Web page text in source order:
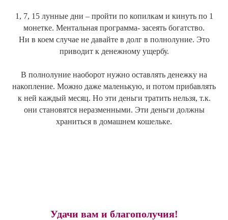
1, 7, 15 лунные дни – пройти по копилкам и кинуть по 1
монетке. Ментальная программа- засеять богатство.
Ни в коем случае не давайте в долг в полнолуние. Это
приводит к денежному ущербу.
В полнолуние наоборот нужно оставлять денежку на
накопление. Можно даже маленькую, и потом прибавлять
к ней каждый месяц. Но эти деньги тратить нельзя, т.к.
они становятся неразменными. Эти деньги должны
храниться в домашнем кошельке.
Удачи вам и благополучия!